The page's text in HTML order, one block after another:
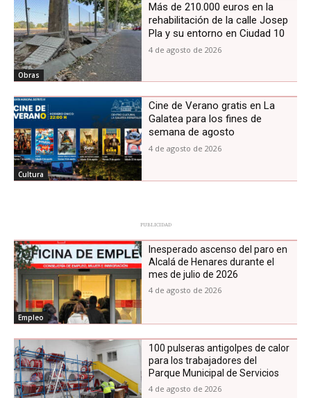
Obras
Más de 210.000 euros en la
rehabilitación de la calle Josep
Pla y su entorno en Ciudad 10
4 de agosto de 2026
Cultura
Cine de Verano gratis en La
Galatea para los fines de
semana de agosto
4 de agosto de 2026
PUBLICIDAD
Empleo
Inesperado ascenso del paro en
Alcalá de Henares durante el
mes de julio de 2026
4 de agosto de 2026
100 pulseras antigolpes de calor
para los trabajadores del
Parque Municipal de Servicios
4 de agosto de 2026